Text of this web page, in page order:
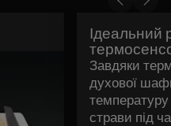
Ідеальний
Завдяки
духової
температуру
страви під